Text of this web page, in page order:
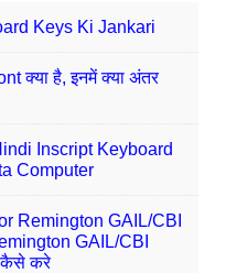
Keys Ki Jankari
क्या है, इनमें क्या अंतर
Inscript Keyboard
Computer
Remington GAIL/CBI
GAIL/CBI
कैसे करे